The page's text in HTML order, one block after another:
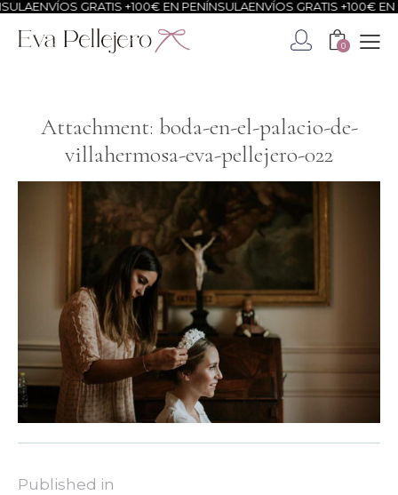
ENVÍOS GRATIS +100€ EN PENÍNSULAENVÍOS GRATIS +100€ EN
0
Attachment: boda-en-el-palacio-de-
villahermosa-eva-pellejero-022
Published in